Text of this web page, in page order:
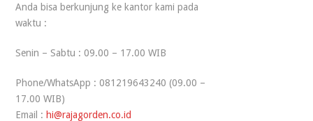
Anda bisa berkunjung ke kantor kami pada
waktu :
Senin – Sabtu : 09.00 – 17.00 WIB
Phone/WhatsApp : 081219643240 (09.00 –
17.00 WIB)
Email : hi@rajagorden.co.id